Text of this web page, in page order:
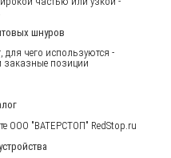
шнуров
для чего используются -
заказные позиции
ООО "ВАТЕРСТОП" RedStop.ru